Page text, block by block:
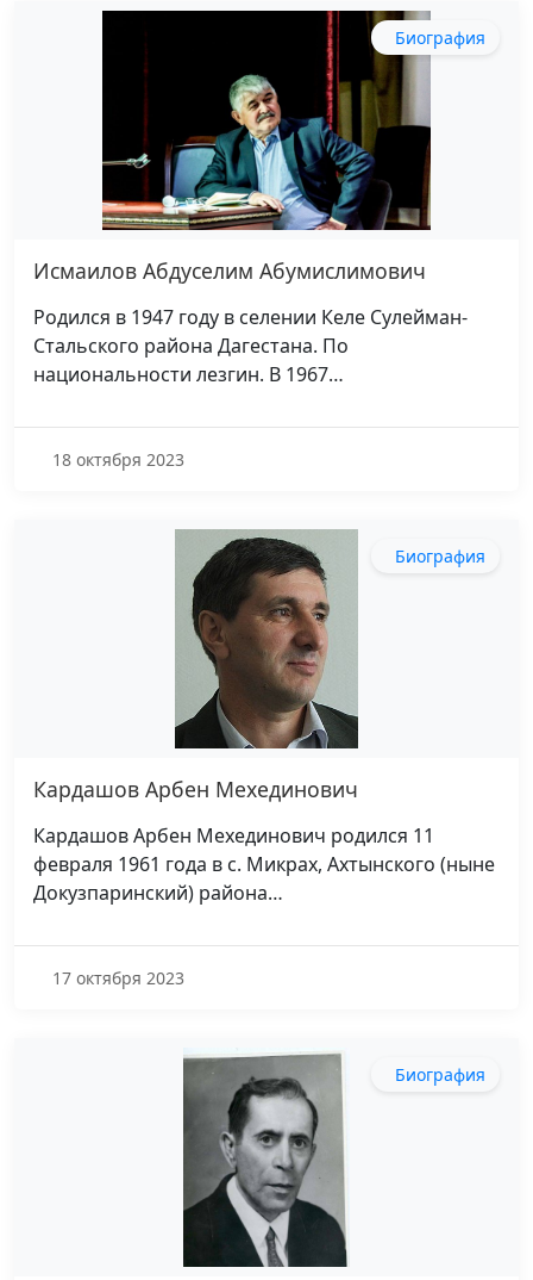
Биография
Исмаилов Абдуселим Абумислимович
Родился в 1947 году в селении Келе Сулейман-
Стальского района Дагестана. По
национальности лезгин. В 1967…
18 октября 2023
Биография
Кардашов Арбен Мехединович
Кардашов Арбен Мехединович родился 11
февраля 1961 года в с. Микрах, Ахтынского (ныне
Докузпаринский) района…
17 октября 2023
Биография